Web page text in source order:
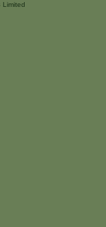
Limited